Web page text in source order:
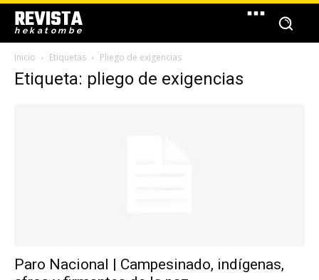
REVISTA
hekatombe
Inicio Etiquetas Pliego de exigencias
Etiqueta: pliego de exigencias
Paro Nacional | Campesinado, indígenas,